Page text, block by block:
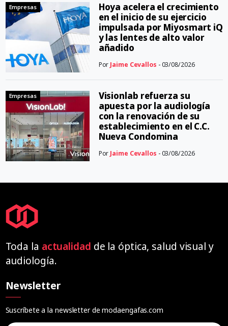
Empresas
Hoya acelera el crecimiento
en el inicio de su ejercicio
impulsada por Miyosmart iQ
y las lentes de alto valor
añadido
Por Jaime Cevallos - 03/08/2026
Empresas
Visionlab refuerza su
apuesta por la audiología
con la renovación de su
establecimiento en el C.C.
Nueva Condomina
Por Jaime Cevallos - 03/08/2026
Toda la actualidad de la óptica, salud visual y
audiología.
Newsletter
Suscríbete a la newsletter de modaengafas.com